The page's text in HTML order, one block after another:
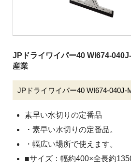
清掃用機械
厨房消耗品
バケツ
履物
介護用品
会社案内
JPドライワイパー40 WI674-
産業
JPドライワイパー40 WI674-040J-
素早い水切りの定番品
・素早い水切りの定番品。
・幅広い場所で使えます。
■サイズ：幅約400×全長約